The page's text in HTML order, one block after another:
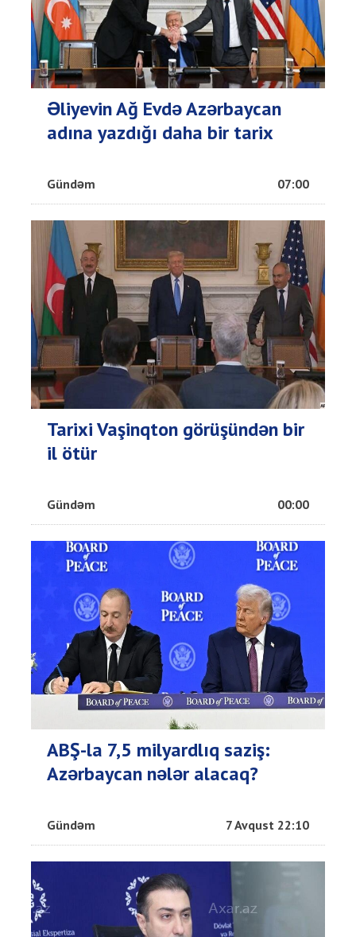
Əliyevin Ağ Evdə Azərbaycan
adına yazdığı daha bir tarix
Gündəm 07:00
Tarixi Vaşinqton görüşündən bir
il ötür
Gündəm 00:00
ABŞ-la 7,5 milyardlıq saziş:
Azərbaycan nələr alacaq?
Gündəm 7 Avqust 22:10